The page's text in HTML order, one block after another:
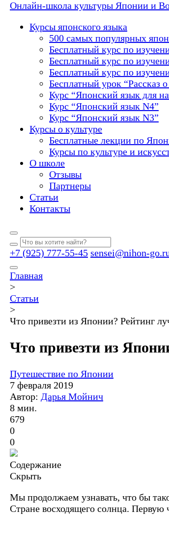
Онлайн-школа культуры Японии и
Курсы японского языка
500 самых популярных
Бесплатный курс по
Бесплатный курс по
Бесплатный курс по
Бесплатный урок “Рассказ
Курс “Японский язык для
Курс “Японский язык N4”
Курс “Японский язык N3”
Курсы о культуре
Бесплатные лекции по
Курсы по культуре и
О школе
Отзывы
Партнеры
Статьи
Контакты
+7 (925) 777-55-45 sensei@nihon-
Главная
>
Статьи
>
Что привезти из Японии? Рейтинг
Что привезти из
Путешествие по Японии
7 февраля 2019
Автор: Дарья Мойнич
8 мин.
679
0
0
Содержание
Скрыть
Мы продолжаем узнавать, что бы
Стране восходящего солнца. Первую